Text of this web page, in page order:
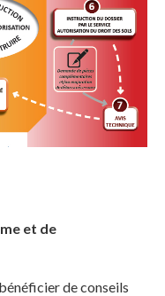
et de
de conseils